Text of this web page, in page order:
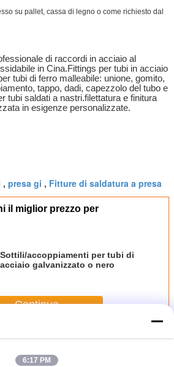
su pallet, cassa di legno o come richiesto dal
di raccordi in acciaio al
in Cina.Fittings per tubi in acciaio
tubi di ferro malleabile: unione, gomito,
tappo, dadi, capezzolo del tubo e
tubi saldati a nastri.filettatura e finitura
in esigenze personalizzate.
, presa gi , Fitture di saldatura a presa
il miglior prezzo per
Sottili/accoppiamenti per tubi di
acciaio galvanizzato o nero
Continua
6:17 PM